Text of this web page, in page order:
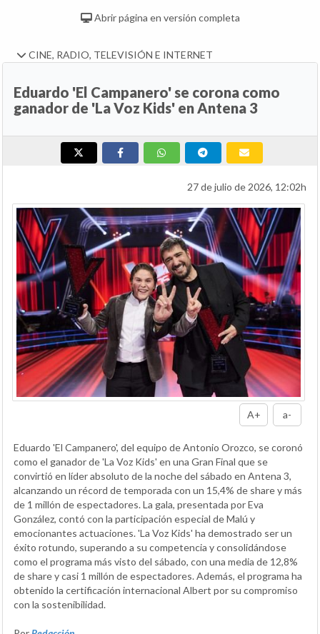
Abrir página en versión completa
CINE, RADIO, TELEVISIÓN E INTERNET
Eduardo 'El Campanero' se corona como
ganador de 'La Voz Kids' en Antena 3
27 de julio de 2026, 12:02h
A+ a-
Eduardo 'El Campanero', del equipo de Antonio Orozco, se coronó
como el ganador de 'La Voz Kids' en una Gran Final que se
convirtió en líder absoluto de la noche del sábado en Antena 3,
alcanzando un récord de temporada con un 15,4% de share y más
de 1 millón de espectadores. La gala, presentada por Eva
González, contó con la participación especial de Malú y
emocionantes actuaciones. 'La Voz Kids' ha demostrado ser un
éxito rotundo, superando a su competencia y consolidándose
como el programa más visto del sábado, con una media de 12,8%
de share y casi 1 millón de espectadores. Además, el programa ha
obtenido la certificación internacional Albert por su compromiso
con la sostenibilidad.